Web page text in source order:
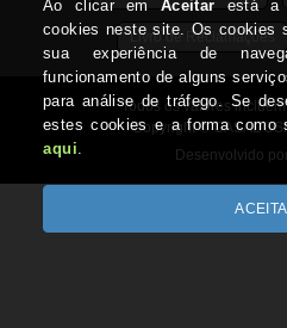
Livro de Reclamações
Todos os valores
Copyright ©
Desenvolvido